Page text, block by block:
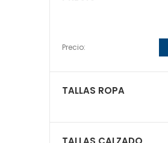
Precio:
TALLAS ROPA